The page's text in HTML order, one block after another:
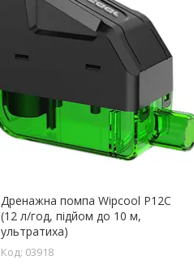
Дренажна помпа Wipcool P12C
(12 л/год, підйом до 10 м,
ультратиха)
03918